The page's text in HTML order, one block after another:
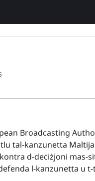
Broadcasting
tal-kanzunetta
d-deċiżjoni mas-
l-kanzunetta u